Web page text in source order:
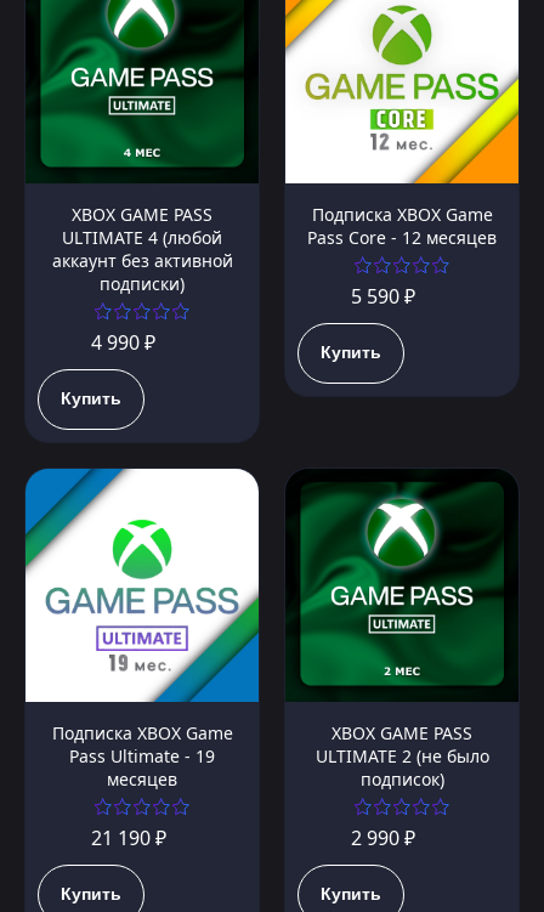
XBOX GAME PASS
ULTIMATE 4 (любой
аккаунт без активной
подписки)
4 990 ₽
Купить
Подписка XBOX Game
Pass Core - 12 месяцев
5 590 ₽
Купить
Подписка XBOX Game
Pass Ultimate - 19
месяцев
21 190 ₽
Купить
XBOX GAME PASS
ULTIMATE 2 (не было
подписок)
2 990 ₽
Купить